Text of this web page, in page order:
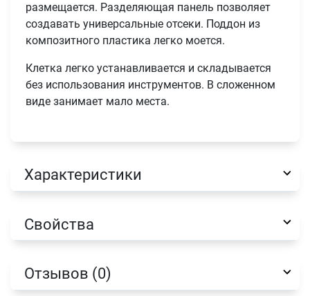
размещается. Разделяющая панель позволяет
создавать универсальные отсеки. Поддон из
композитного пластика легко моется.
Клетка легко устанавливается и складывается
без использования инструментов. В сложенном
виде занимает мало места.
Характеристики
Свойства
Отзывов (0)
Продолжить покупки
Телефон